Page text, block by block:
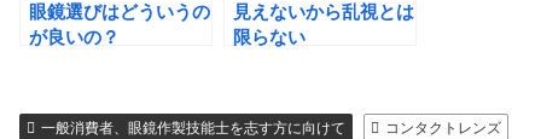
眼鏡選びはどういうの
が良いの？
見えないから乱視とは
限らない
一般消費者、眼鏡作製技能士を志す方に向けて
コンタクトレンズ